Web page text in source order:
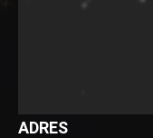
ADRES